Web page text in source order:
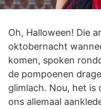
Oh, Halloween! Die
oktobernacht
komen, spoken
de pompoenen
glimlach. Nou, het is
ons allemaal